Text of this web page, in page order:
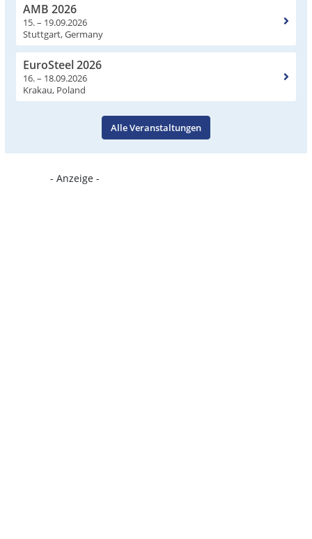
AMB 2026
15. – 19.09.2026
Stuttgart, Germany
EuroSteel 2026
16. – 18.09.2026
Krakau, Poland
Alle Veranstaltungen
- Anzeige -